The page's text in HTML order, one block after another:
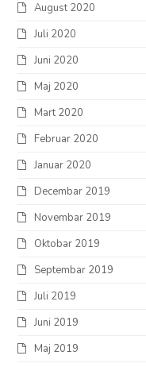
August 2020
Juli 2020
Juni 2020
Maj 2020
Mart 2020
Februar 2020
Januar 2020
Decembar 2019
Novembar 2019
Oktobar 2019
Septembar 2019
Juli 2019
Juni 2019
Maj 2019